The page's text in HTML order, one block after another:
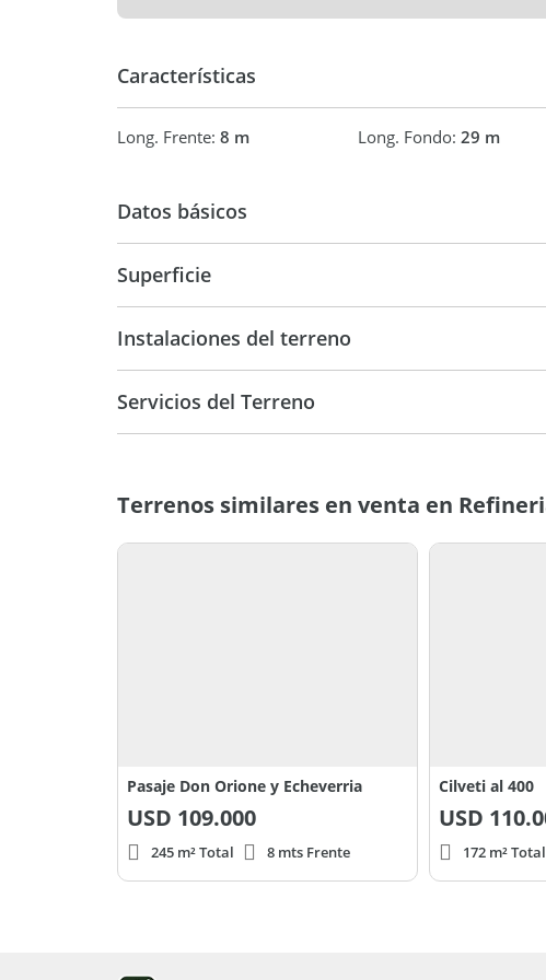
Características
Long. Frente: 8 m Long. Fondo: 29 m
Datos básicos
Superficie
Instalaciones del terreno
Servicios del Terreno
Terrenos similares en venta en
Pasaje Don Orione y Echeverria
USD 109.000
245 m² Total 8 mts Frente
Cilveti al 400
USD
172 m² Total